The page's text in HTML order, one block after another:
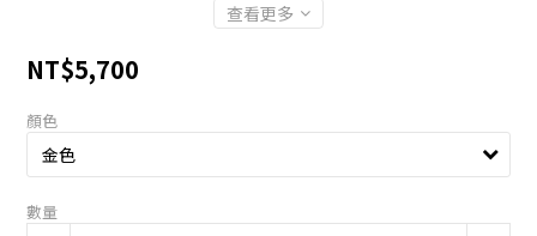
查看更多
NT$5,700
顏色
數量